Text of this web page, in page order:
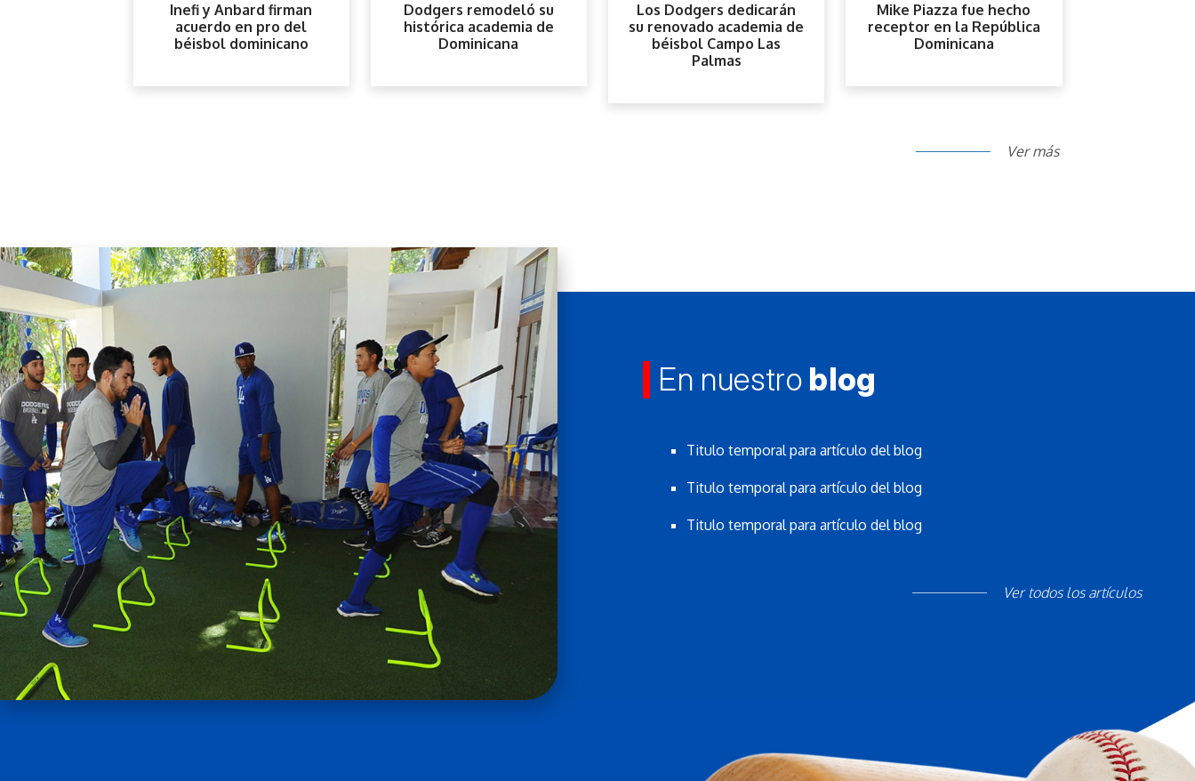
Inefi y Anbard firman
acuerdo en pro del
béisbol dominicano
Dodgers remodeló su
histórica academia de
Dominicana
Los Dodgers dedicarán
su renovado academia de
béisbol Campo Las
Palmas
Mike Piazza fue hecho
receptor en la República
Dominicana
Ver más
En nuestroblog
Titulo temporal para artículo del blog
Titulo temporal para artículo del blog
Titulo temporal para artículo del blog
Ver todos los artículos